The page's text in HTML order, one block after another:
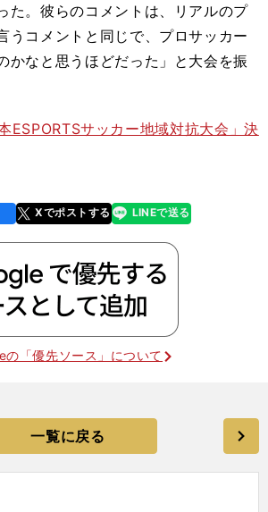
た。彼らのコメントは、リアルのプ
うコメントと同じで、プロサッカー
かなと思うほどだった」と大会を振
ESPORTSサッカー地域対抗大会」決
Xでポストする
line LINEで送る
の「優先ソース」について
一覧に戻る